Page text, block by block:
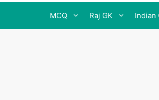
MCQ Raj GK Indian